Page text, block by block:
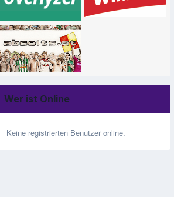
Wer ist Online
Keine registrierten Benutzer online.